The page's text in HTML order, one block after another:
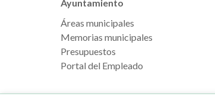
Ayuntamiento
Áreas municipales
Memorias municipales
Presupuestos
Portal del Empleado